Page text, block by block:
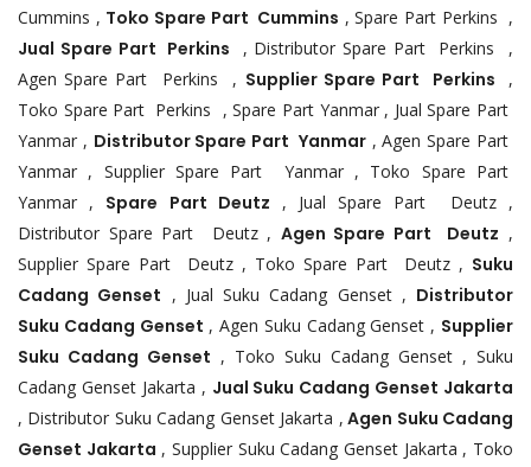
Cummins , Toko Spare Part Cummins , Spare Part Perkins ,
Jual Spare Part Perkins
, Distributor Spare Part Perkins ,
Agen Spare Part Perkins , Supplier Spare Part Perkins
,
Toko Spare Part Perkins , Spare Part Yanmar , Jual Spare Part
Yanmar , Distributor Spare Part Yanmar, Agen Spare Part
Yanmar , Supplier Spare Part Yanmar , Toko Spare Part
Yanmar , Spare Part Deutz , Jual Spare Part Deutz ,
Distributor Spare Part Deutz , Agen Spare Part Deutz ,
Supplier Spare Part Deutz , Toko Spare Part Deutz , Suku
Cadang Genset , Jual Suku Cadang Genset , Distributor
Suku Cadang Genset , Agen Suku Cadang Genset , Supplier
Suku Cadang Genset , Toko Suku Cadang Genset , Suku
Cadang Genset Jakarta , Jual Suku Cadang Genset Jakarta
, Distributor Suku Cadang Genset Jakarta , Agen Suku Cadang
Genset Jakarta , Supplier Suku Cadang Genset Jakarta , Toko